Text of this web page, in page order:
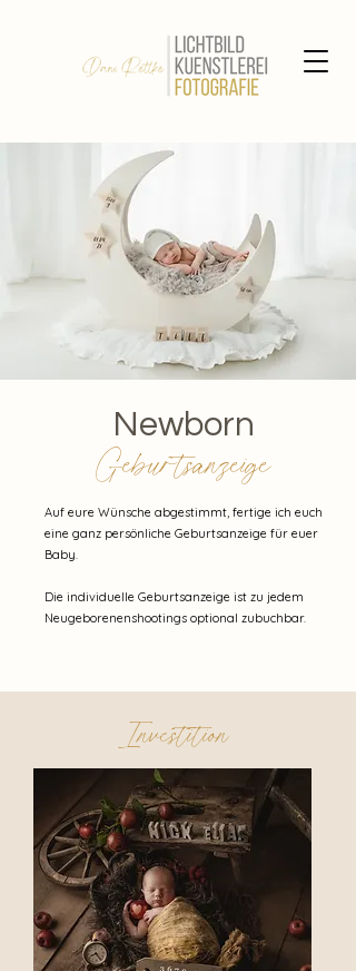
Newborn
Geburtsanzeige
Auf eure Wünsche abgestimmt, fertige ich euch
eine ganz persönliche Geburtsanzeige für euer
Baby.
Die individuelle Geburtsanzeige ist zu jedem
Neugeborenenshootings optional zubuchbar.
Investition